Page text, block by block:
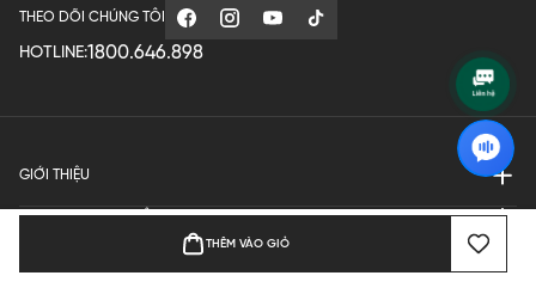
THÊM VÀO GIỎ
THEO DÕI CHÚNG TÔI
HOTLINE:1800.646.898
GIỚI THIỆU
QUY ĐỊNH HOẠT ĐỘNG